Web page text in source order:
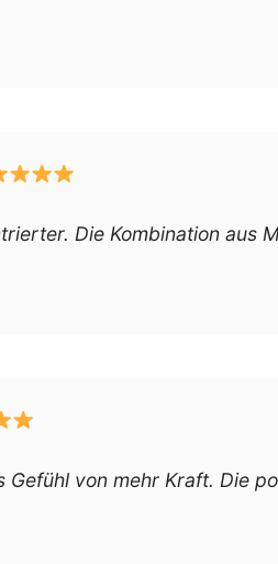
Die Kombination aus
Gefühl von mehr Kraft. Die